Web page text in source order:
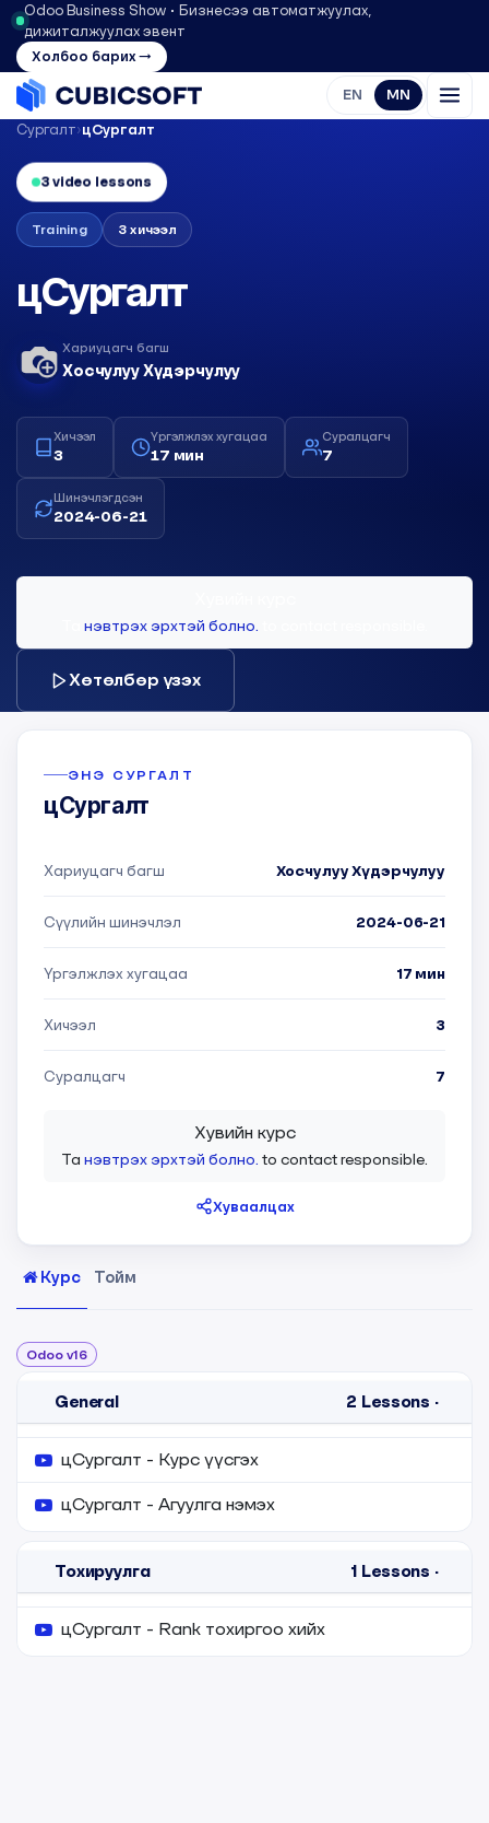
Odoo Business Show • Бизнесээ автоматжуулах,
дижиталжуулах эвент
Холбоо барих →
EN MN
Сургалт›цСургалт
Training 3 хичээл
цСургалт
Хариуцагч багш
Хосчулуу Хүдэрчулуу
Хичээл
3
Үргэлжлэх хугацаа
17 мин
Суралцагч
7
Шинэчлэгдсэн
2024-06-21
нэвтрэх эрхтэй болно.
Хөтөлбөр үзэх
3 video lessons
ЭНЭ СУРГАЛТ
цСургалт
Хариуцагч багш Хосчулуу Хүдэрчулуу
Сүүлийн шинэчлэл 2024-06-21
Үргэлжлэх хугацаа 17 мин
Хичээл 3
Суралцагч 7
Хувийн курс
Та нэвтрэх эрхтэй болно. to contact responsible.
Хуваалцах
Курс Тойм
Odoo v16
General 2 Lessons ·
цСургалт - Курс үүсгэх
цСургалт - Агуулга нэмэх
Тохируулга 1 Lessons ·
цСургалт - Rank тохиргоо хийх